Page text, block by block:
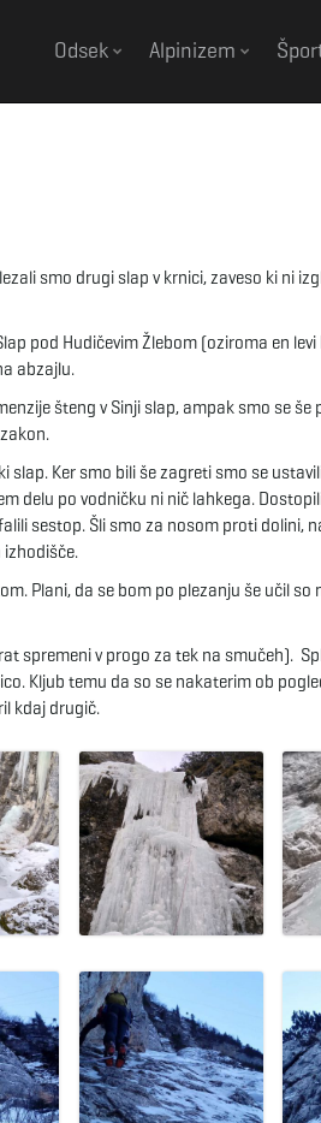
Odsek Alpinizem
smo drugi slap v krnici, zaveso ki ni
pod Hudičevim Žlebom (oziroma en
abzajlu.
šteng v Sinji slap, ampak smo se
Ker smo bili še zagreti smo se
delu po vodničku ni nič lahkega.
sestop. Šli smo za nosom proti dolini,
Plani, da se bom po plezanju še učil so
spremeni v progo za tek na smučeh).
Kljub temu da so se nakaterim ob
kdaj drugič.